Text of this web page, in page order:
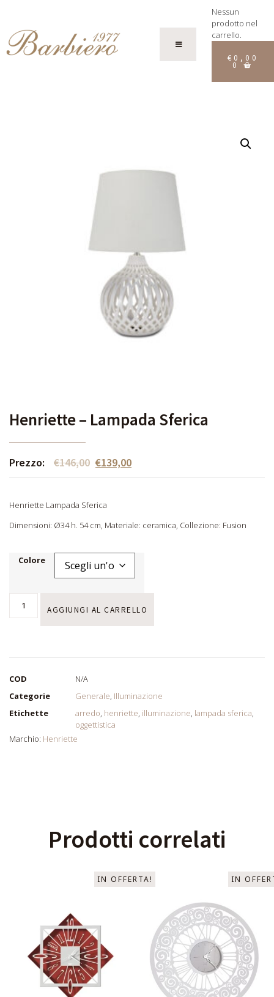
Nessun
prodotto nel
carrello.
€ 0,00
0
Henriette – Lampada Sferica
Prezzo: €146,00 €139,00
Henriette Lampada Sferica
Dimensioni: Ø34 h. 54 cm, Materiale: ceramica, Collezione: Fusion
Colore
AGGIUNGI AL CARRELLO
COD
N/A
Categorie
Generale, Illuminazione
Etichette
arredo, henriette, illuminazione, lampada sferica,
oggettistica
Marchio: Henriette
Prodotti correlati
IN OFFERTA! IN